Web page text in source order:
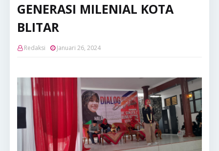
GENERASI MILENIAL KOTA
BLITAR
Redaksi Januari 26, 2024